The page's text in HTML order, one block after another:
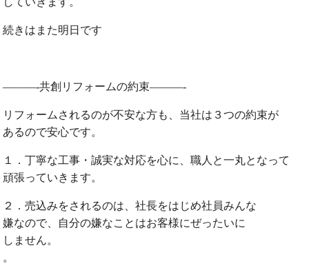
続きはまた明日です
———-共創リフォームの約束———-
リフォームされるのが不安な方も、当社は３つの約束が
あるので安心です。
１．丁寧な工事・誠実な対応を心に、職人と一丸となって
頑張っていきます。
２．売込みをされるのは、社長をはじめ社員みんな
嫌なので、自分の嫌なことはお客様にぜったいに
しません。
。